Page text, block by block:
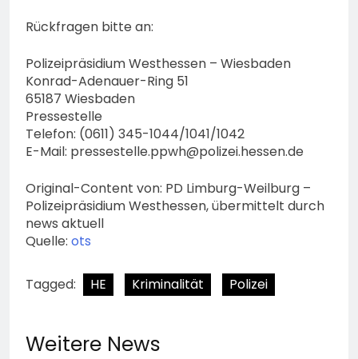
Rückfragen bitte an:
Polizeipräsidium Westhessen – Wiesbaden
Konrad-Adenauer-Ring 51
65187 Wiesbaden
Pressestelle
Telefon: (0611) 345-1044/1041/1042
E-Mail: pressestelle.ppwh@polizei.hessen.de
Original-Content von: PD Limburg-Weilburg –
Polizeipräsidium Westhessen, übermittelt durch
news aktuell
Quelle: ots
Tagged: HE Kriminalität Polizei
Weitere News